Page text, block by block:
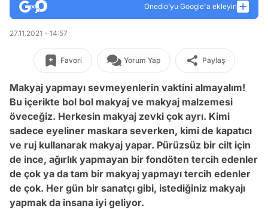
Onedio’yu Google'a ekleyin
27.11.2021 - 14:57
Favori Yorum Yap Paylaş
Makyaj yapmayı sevmeyenlerin vaktini almayalım!
Bu içerikte bol bol makyaj ve makyaj malzemesi
öveceğiz. Herkesin makyaj zevki çok ayrı. Kimi
sadece eyeliner maskara severken, kimi de kapatıcı
ve ruj kullanarak makyaj yapar. Pürüzsüz bir cilt için
de ince, ağırlık yapmayan bir fondöten tercih edenler
de çok ya da tam bir makyaj yapmayı tercih edenler
de çok. Her gün bir sanatçı gibi, istediğiniz makyajı
yapmak da insana iyi geliyor.